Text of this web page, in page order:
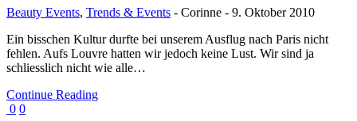
Beauty Events, Trends & Events - Corinne - 9. Oktober 2010
Ein bisschen Kultur durfte bei unserem Ausflug nach Paris nicht
fehlen. Aufs Louvre hatten wir jedoch keine Lust. Wir sind ja
schliesslich nicht wie alle…
Continue Reading
0 0